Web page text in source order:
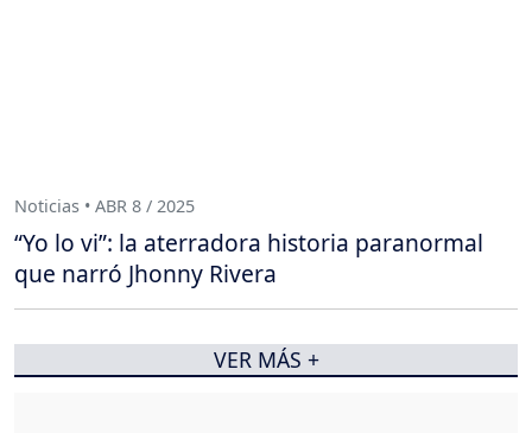
Noticias • ABR 8 / 2025
“Yo lo vi”: la aterradora historia paranormal
que narró Jhonny Rivera
VER MÁS +